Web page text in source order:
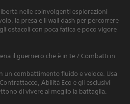
nelle coinvolgenti esplorazioni
la presa e il wall dash per percorrere
ostacoli con poca fatica e poco vigore
il guerriero che è in te / Combatti in
un combattimento fluido e veloce. Usa
Abilità Eco e gli esclusivi
di vivere al meglio la battaglia.